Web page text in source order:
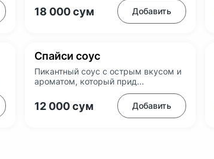
18 000сум Добавить
Спайси соус
Пикантный соус с острым вкусом и
ароматом, который прид...
12 000сум Добавить